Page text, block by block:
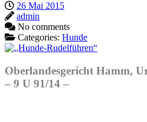
26 Mai 2015
admin
No comments
Categories: Hunde
Oberlandesgericht Hamm,
– 9 U 91/14 –